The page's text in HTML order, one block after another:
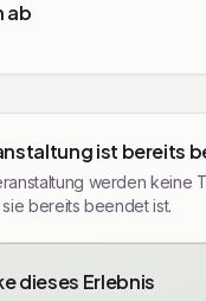
Holz (nicht
und Brokser
verbindet nicht
darüber hinaus auch
ab
ist bereits
werden keine
bereits beendet ist.
dieses Erlebnis